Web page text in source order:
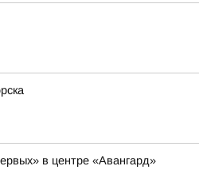
в центре «Авангард»